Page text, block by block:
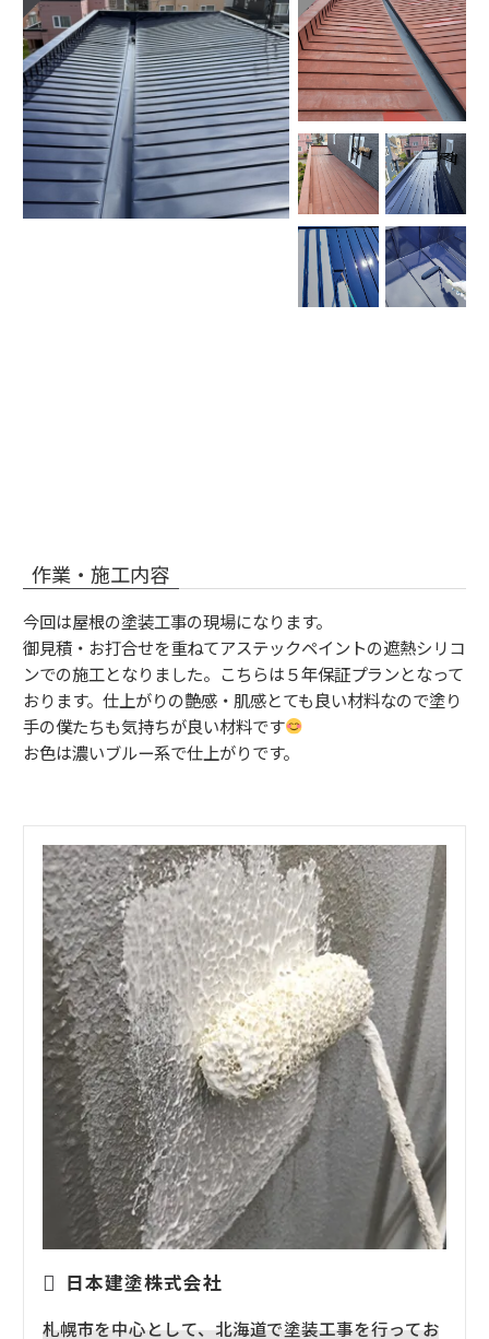
作業・施工内容
今回は屋根の塗装工事の現場になります。
御見積・お打合せを重ねてアステックペイントの遮熱シリコ
ンでの施工となりました。こちらは５年保証プランとなって
おります。仕上がりの艶感・肌感とても良い材料なので塗り
手の僕たちも気持ちが良い材料です
お色は濃いブルー系で仕上がりです。
日本建塗株式会社
札幌市を中心として、北海道で塗装工事を行ってお